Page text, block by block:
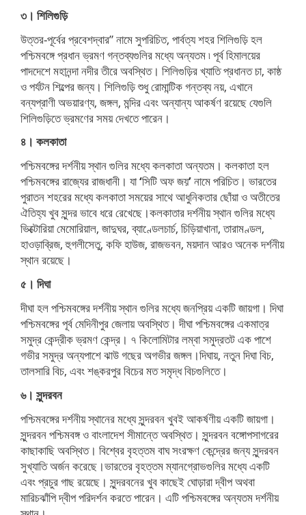
৩। শিলিগুড়ি
উত্তর-পূর্বের প্রবেশদ্বার” নামে সুপরিচিত, পার্বত্য শহর শিলিগুড়ি হল
পশ্চিমবঙ্গে প্রধান ভ্রমণ গন্তব্যগুলির মধ্যে অন্যতম ৷ পূর্ব হিমালয়ের
পাদদেশে মহানন্দা নদীর তীরে অবস্থিত। শিলিগুড়ির খ্যাতি প্রধানত চা, কাষ্ঠ
ও পর্যটন শিল্পের জন্য। শিলিগুড়ি শুধু রোমান্টিক গন্তব্য নয়, এখানে
বন্যপ্রাণী অভয়ারণ্য, জঙ্গল, মন্দির এবং অন্যান্য আকর্ষণ রয়েছে যেগুলি
শিলিগুড়িতে ভ্রমণের সময় দেখতে পারেন।
৪। কলকাতা
পশ্চিমবঙ্গের দর্শনীয় স্থান গুলির মধ্যে কলকাতা অন্যতম। কলকাতা হল
পশ্চিমবঙ্গের রাজ্যের রাজধানী। যা‘সিটি অফ জয়’নামে পরিচিত। ভারতের
পুরাতন শহরের মধ্যে কলকাতা সময়ের সাথে আধুনিকতার ছোঁয়া ও অতীতের
ঐতিহ্য খুব সুন্দর ভাবে ধরে রেখেছে।কলকাতার দর্শনীয় স্থান গুলির মধ্যে
ভিক্টোরিয়া মেমোরিয়াল, জাদুঘর, ব্যাণ্ডেলচার্চ, চিড়িয়াখানা, তারামণ্ডল,
হাওড়াব্রিজ, হুগলীসেতু, কফি হাউজ, রাজভবন, ময়দান আরও অনেক দর্শনীয়
স্থান রয়েছে।
৫। দিঘা
দীঘা হল পশ্চিমবঙ্গের দর্শনীয় স্থান গুলির মধ্যে জনপ্রিয় একটি জায়গা। দিঘা
পশ্চিমবঙ্গের পূর্ব মেদিনীপুর জেলায় অবস্থিত। দীঘা পশ্চিমবঙ্গের একমাত্র
সমুদ্র কেন্দ্রীক ভ্রমণ কেন্দ্র। ৭ কিলোমিটার লম্বা সমুদ্রতট এক পাশে
গভীর সমুদ্র অন্যপাশে ঝাউ গছের অগভীর জঙ্গল।দিঘায়, নতুন দিঘা বিচ,
তালসারি বিচ, এবং শঙ্করপুর বিচের মত সমৃদ্ধ বিচগুলিতে।
৬। সুন্দরবন
পশ্চিমবঙ্গের দর্শনীয় স্থানের মধ্যে সুন্দরবন খুবই আকর্ষণীয় একটি জায়গা।
সুন্দরবন পশ্চিমবঙ্গ ও বাংলাদেশ সীমান্তে অবস্থিত। সুন্দরবন বঙ্গোপসাগরের
কাছাকাছি অবস্থিত। বিশ্বের বৃহত্তম বাঘ সংরক্ষণ কেন্দ্রের জন্য সুন্দরবন
সুখ্যাতি অর্জন করেছে।ভারতের বৃহত্তম ম্যানগ্রোভগুলির মধ্যে একটি
এবং প্রচুর গাছ রয়েছে। সুন্দরবনের খুব কাছেই ঘোড়ারা দ্বীপ অথবা
মারিচঝাঁপি দ্বীপ পরিদর্শন করতে পারেন। এটি পশ্চিমবঙ্গের অন্যতম দর্শনীয়